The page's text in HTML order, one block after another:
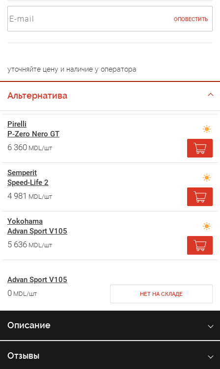
ОПОВЕСТИТЬ
уточняйте цену и наличие у оператора
Альтернатива
Pirelli
P-Zero Nero GT
6 360 MDL/шт
Semperit
Speed-Life 2
4 981 MDL/шт
Yokohama
Advan Sport V105
5 636 MDL/шт
Advan Sport V105
0 MDL/шт НЕТ НА СКЛАДЕ
Описание
Отзывы